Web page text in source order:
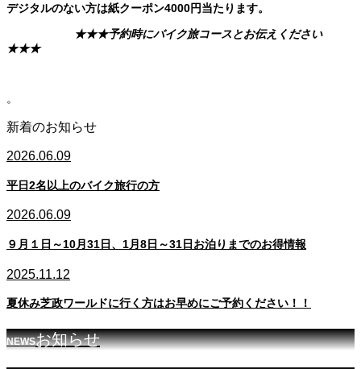
デジタルのない方は紙クーポン4000円当たります。
★★★予約時にバイク旅コースとお伝えください
★★★
。
新着のお知らせ
2026.06.09
平日2名以上のバイク旅行の方
2026.06.09
９月１日～10月31日、1月8日～31日お泊りまでのお得情報
2025.11.12
夏休み芝政ワールドに行く方はお早めにご予約ください！！
NEWSお知らせ